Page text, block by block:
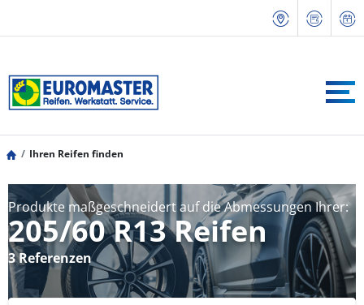
Ihren Reifen finden
Produkte maßgeschneidert auf die Abmessungen Ihrer:
205/60 R13 Reifen
3 Referenzen